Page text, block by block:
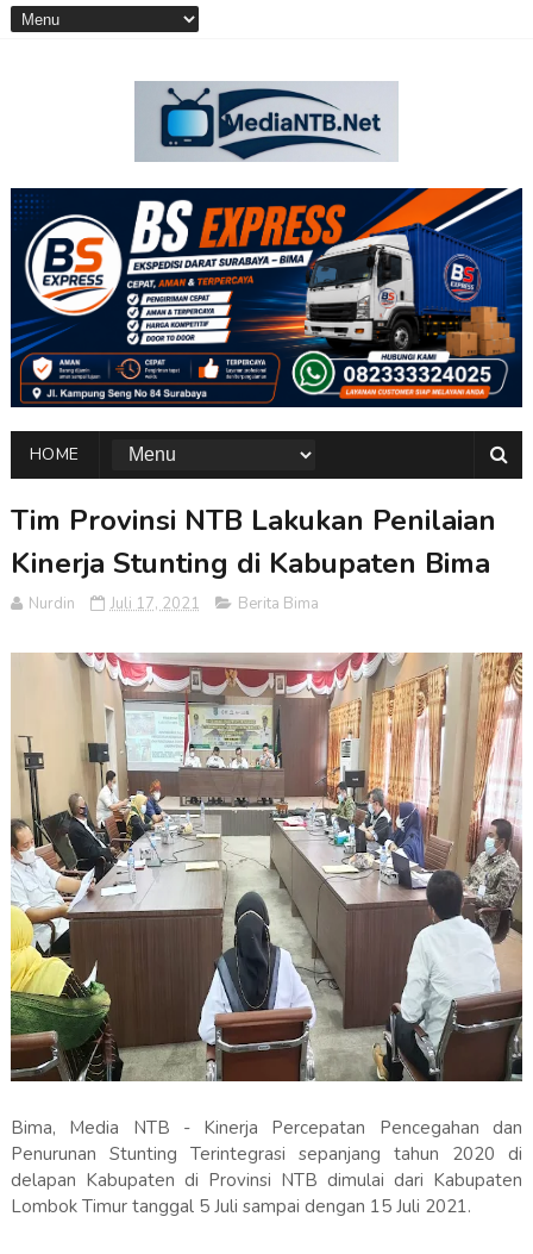
HOME
Tim Provinsi NTB Lakukan Penilaian
Kinerja Stunting di Kabupaten Bima
Nurdin Juli 17, 2021 Berita Bima
Bima, Media NTB - Kinerja Percepatan Pencegahan dan
Penurunan Stunting Terintegrasi sepanjang tahun 2020 di
delapan Kabupaten di Provinsi NTB dimulai dari Kabupaten
Lombok Timur tanggal 5 Juli sampai dengan 15 Juli 2021.